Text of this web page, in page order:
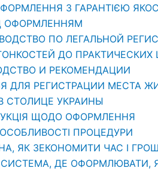
З ГАРАНТІЄЮ
ОФОРМЛЕННЯМ
ПО ЛЕГАЛЬНОЙ
ДО ПРАКТИЧЕСКИХ
И РЕКОМЕНДАЦИИ
ДЛЯ РЕГИСТРАЦИИ МЕСТА
СТОЛИЦЕ УКРАИНЫ
ЩОДО ОФОРМЛЕННЯ
ПРОЦЕДУРИ
ЯК ЗЕКОНОМИТИ ЧАС І
ДЕ ОФОРМЛЮВАТИ,